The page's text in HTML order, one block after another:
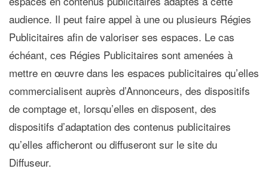
audience. Il peut faire appel à une ou plusieurs Régies
Publicitaires afin de valoriser ses espaces. Le cas
échéant, ces Régies Publicitaires sont amenées à
mettre en œuvre dans les espaces publicitaires qu’elles
commercialisent auprès d’Annonceurs, des dispositifs
de comptage et, lorsqu’elles en disposent, des
dispositifs d’adaptation des contenus publicitaires
qu’elles afficheront ou diffuseront sur le site du
Diffuseur.